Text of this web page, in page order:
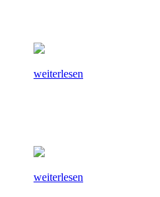
weiterlesen
weiterlesen